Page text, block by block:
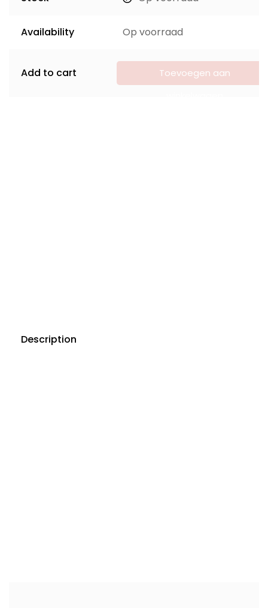
Availability Op voorraad
Add to cart
Toevoegen aan
Description